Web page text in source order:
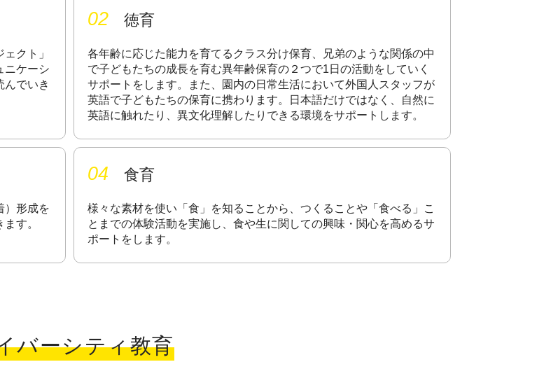
クト」
ニケーシ
んでいき
02 徳育
各年齢に応じた能力を育てるクラス分け保育、兄弟のような関係の中
で子どもたちの成長を育む異年齢保育の２つで1日の活動をしていく
サポートをします。また、園内の日常生活において外国人スタッフが
英語で子どもたちの保育に携わります。日本語だけではなく、自然に
英語に触れたり、異文化理解したりできる環境をサポートします。
）形成を
す。
04 食育
様々な素材を使い「食」を知ることから、つくることや「食べる」こ
とまでの体験活動を実施し、食や生に関しての興味・関心を高めるサ
ポートをします。
バーシティ教育